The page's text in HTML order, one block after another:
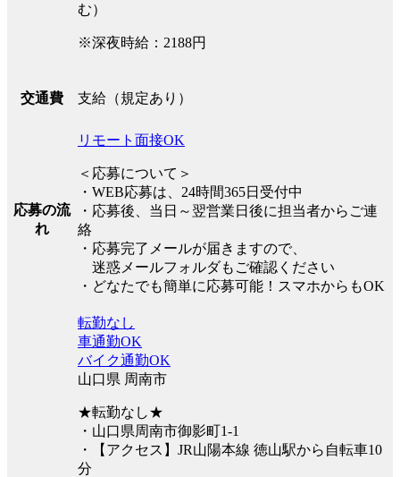
む）
※深夜時給：2188円
交通費 支給（規定あり）
応募の流
れ
リモート面接OK
＜応募について＞
・WEB応募は、24時間365日受付中
・応募後、当日～翌営業日後に担当者からご連
絡
・応募完了メールが届きますので、
迷惑メールフォルダもご確認ください
・どなたでも簡単に応募可能！スマホからもOK
転勤なし
車通勤OK
バイク通勤OK
山口県 周南市
★転勤なし★
・山口県周南市御影町1-1
・【アクセス】JR山陽本線 徳山駅から自転車10
分